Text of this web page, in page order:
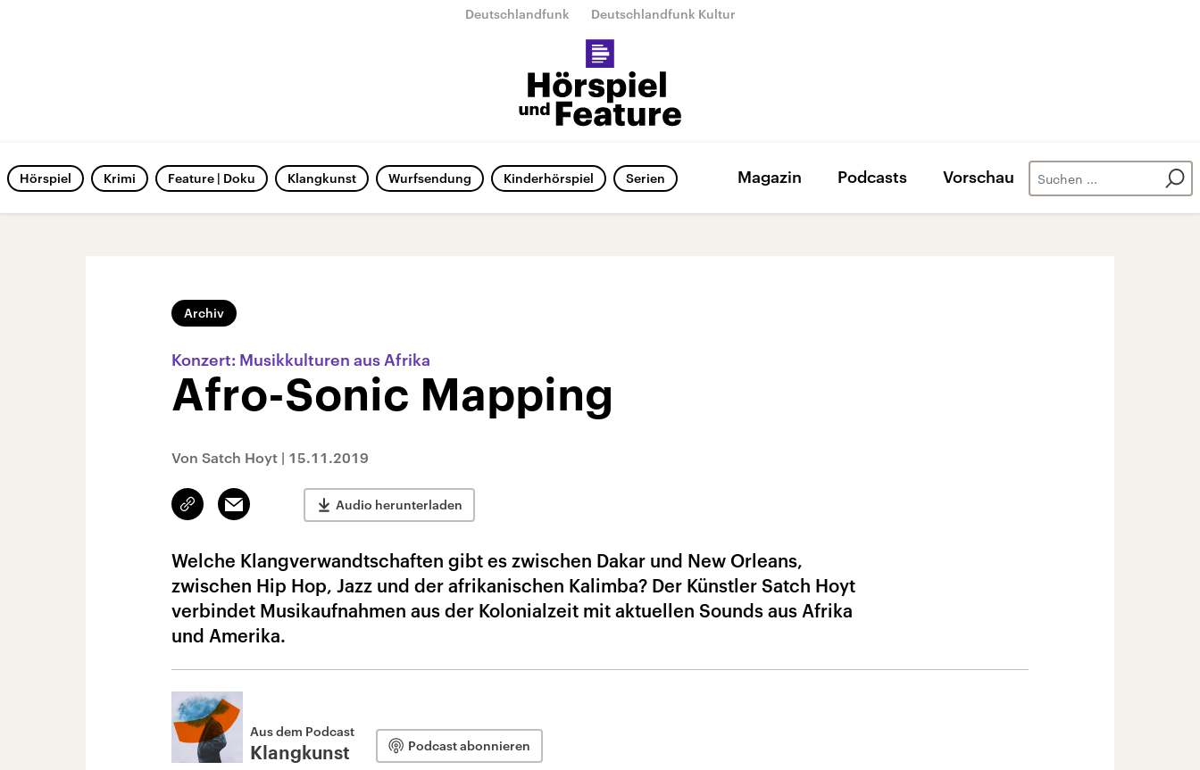
Deutschlandfunk Deutschlandfunk Kultur
Hörspiel Krimi Feature | Doku Klangkunst Wurfsendung Kinderhörspiel Serien Magazin Podcasts Vorschau
Archiv
Konzert: Musikkulturen aus Afrika
Afro-Sonic Mapping
Von Satch Hoyt | 15.11.2019
Link
kopieren/teilen
Email Audio herunterladen
Welche Klangverwandtschaften gibt es zwischen Dakar und New Orleans,
zwischen Hip Hop, Jazz und der afrikanischen Kalimba? Der Künstler Satch Hoyt
verbindet Musikaufnahmen aus der Kolonialzeit mit aktuellen Sounds aus Afrika
und Amerika.
Aus dem Podcast
Klangkunst Podcast abonnieren